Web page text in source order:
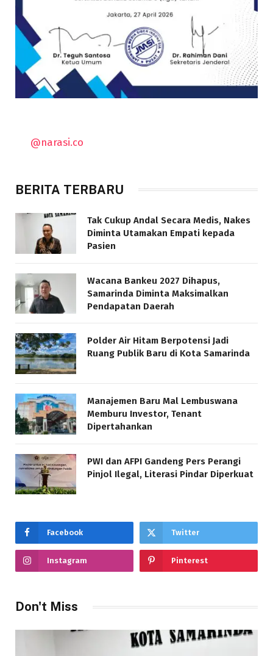
@narasi.co
BERITA TERBARU
Tak Cukup Andal Secara Medis, Nakes
Diminta Utamakan Empati kepada
Pasien
Wacana Bankeu 2027 Dihapus,
Samarinda Diminta Maksimalkan
Pendapatan Daerah
Polder Air Hitam Berpotensi Jadi
Ruang Publik Baru di Kota Samarinda
Manajemen Baru Mal Lembuswana
Memburu Investor, Tenant
Dipertahankan
PWI dan AFPI Gandeng Pers Perangi
Pinjol Ilegal, Literasi Pindar Diperkuat
Facebook Twitter
Instagram Pinterest
Don't Miss